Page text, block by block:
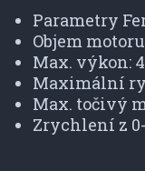
Parametry
Objem
Max. výkon:
Maximální
Max. točivý
Zrychlení z